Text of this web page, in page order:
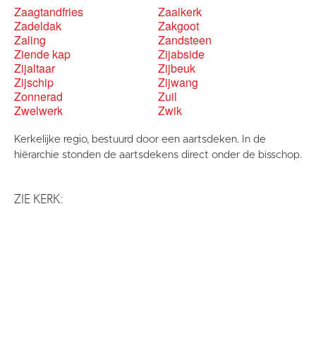
Zaagtandfries
Zaalkerk
Zadeldak
Zakgoot
Zaling
Zandsteen
Ziende kap
Zijabside
Zijaltaar
Zijbeuk
Zijschip
Zijwang
Zonnerad
Zuil
Zwelwerk
Zwik
Kerkelijke regio, bestuurd door een aartsdeken. In de
hiërarchie stonden de aartsdekens direct onder de bisschop.
ZIE KERK: